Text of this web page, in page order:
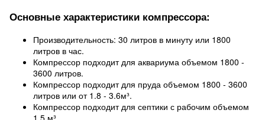
Основные характеристики компрессора:
Производительность: 30 литров в минуту или 1800
литров в час.
Компрессор подходит для аквариума объемом 1800 -
3600 литров.
Компрессор подходит для пруда объемом 1800 - 3600
литров или от 1.8 - 3.6м³.
Компрессор подходит для септики с рабочим объемом
1.5 м³.